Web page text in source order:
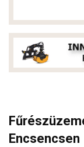
Encsencsen